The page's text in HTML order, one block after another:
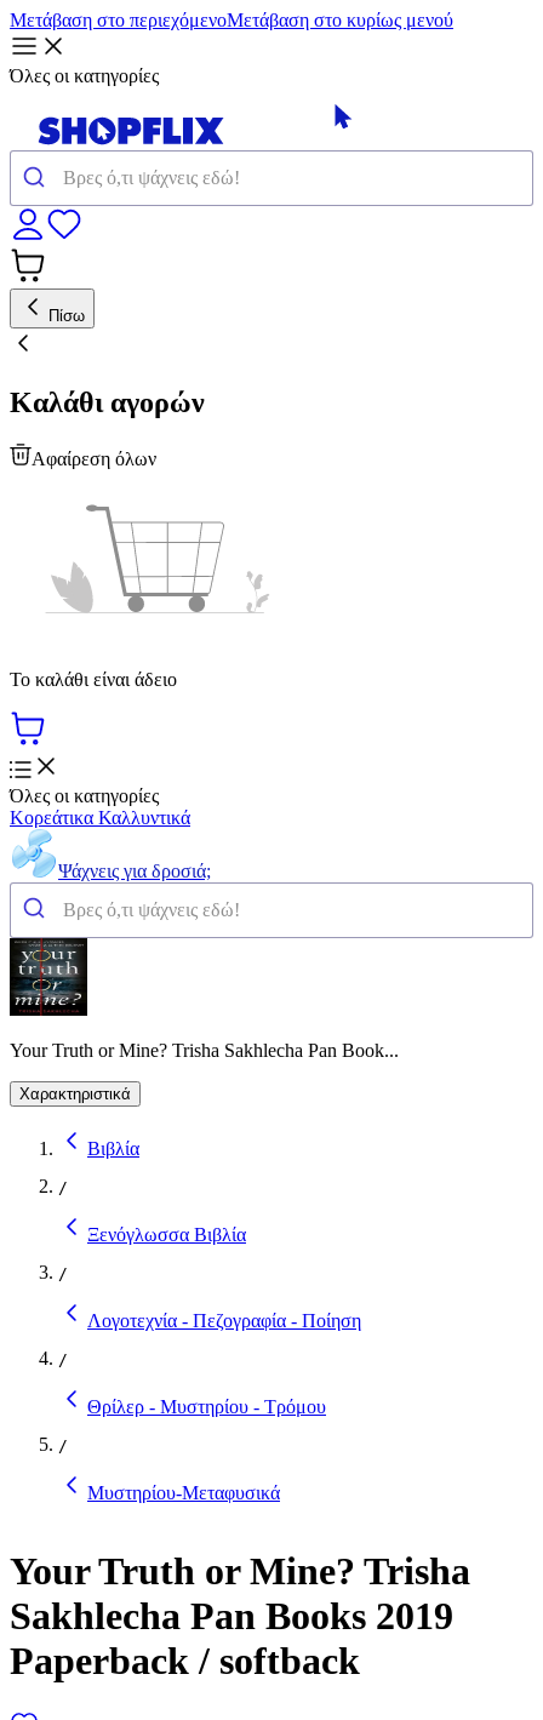
Μετάβαση στο περιεχόμενοΜετάβαση στο κυρίως μενού
Όλες οι κατηγορίες
Πίσω
Καλάθι αγορών
Αφαίρεση όλων
Το καλάθι είναι άδειο
Όλες οι κατηγορίες
Κορεάτικα Καλλυντικά
Ψάχνεις για δροσιά;
Your Truth or Mine? Trisha Sakhlecha Pan Book...
Χαρακτηριστικά
Βιβλία
/
Ξενόγλωσσα Βιβλία
/
Λογοτεχνία - Πεζογραφία - Ποίηση
/
Θρίλερ - Μυστηρίου - Τρόμου
/
Μυστηρίου-Μεταφυσικά
Your Truth or Mine? Trisha
Sakhlecha Pan Books 2019
Paperback / softback